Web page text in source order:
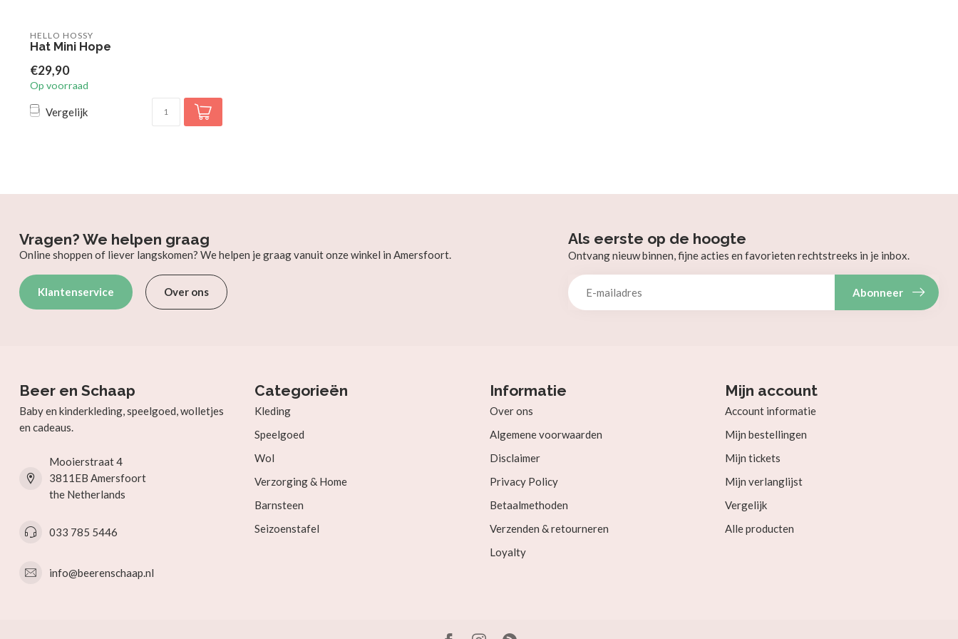
HELLO HOSSY
Hat Mini Hope
€29,90
Op voorraad
Vergelijk
Vragen? We helpen graag
Online shoppen of liever langskomen? We helpen je graag vanuit onze winkel in Amersfoort.
Klantenservice Over ons
Als eerste op de hoogte
Ontvang nieuw binnen, fijne acties en favorieten rechtstreeks in je inbox.
Abonneer
Beer en Schaap
Baby en kinderkleding, speelgoed, wolletjes
en cadeaus.
Mooierstraat 4
3811EB Amersfoort
the Netherlands
033 785 5446
info@beerenschaap.nl
Categorieën
Kleding
Speelgoed
Wol
Verzorging & Home
Barnsteen
Seizoenstafel
Informatie
Over ons
Algemene voorwaarden
Disclaimer
Privacy Policy
Betaalmethoden
Verzenden & retourneren
Loyalty
Mijn account
Account informatie
Mijn bestellingen
Mijn tickets
Mijn verlanglijst
Vergelijk
Alle producten